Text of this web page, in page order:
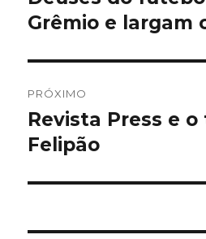
Post
anterior:
Grêmio e largam
PRÓXIMO
Próximo
post:
Revista Press e
Felipão